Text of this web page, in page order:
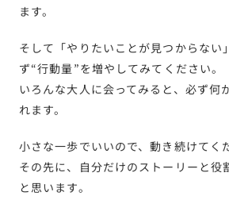
ます。
そして「やりたいことが見つからない
ず“行動量”を増やしてみてください。
いろんな大人に会ってみると、必ず何
れます。
小さな一歩でいいので、動き続けてく
その先に、自分だけのストーリーと役
と思います。